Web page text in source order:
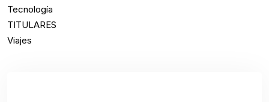
Tecnología
TITULARES
Viajes